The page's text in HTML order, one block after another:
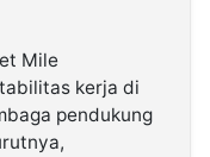
Mile
kerja di
pendukung